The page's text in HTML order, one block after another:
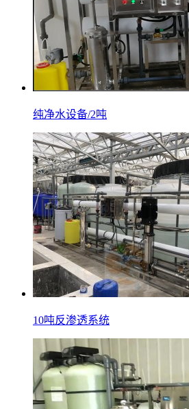
纯净水设备/2吨
10吨反渗透系统